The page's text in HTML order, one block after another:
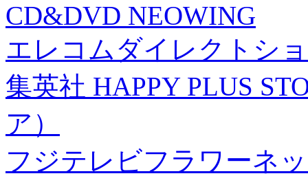
CD&DVD NEOWING
エレコムダイレクトシ
集英社 HAPPY PLUS
ア）
フジテレビフラワーネ